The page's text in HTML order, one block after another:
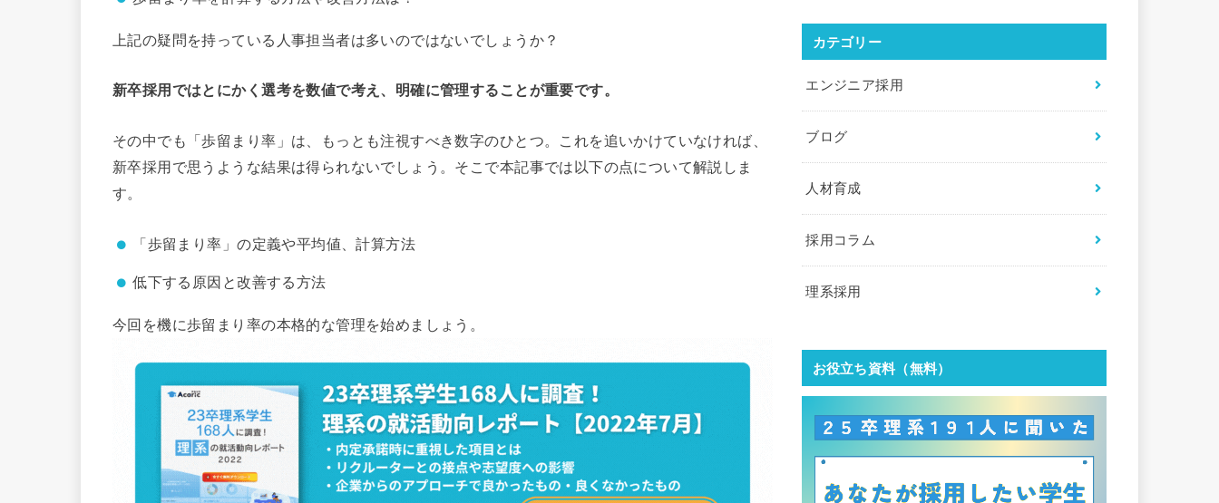
上記の疑問を持っている人事担当者は多いのではないでしょうか？
新卒採用ではとにかく選考を数値で考え、明確に管理することが重要です。
その中でも「歩留まり率」は、もっとも注視すべき数字のひとつ。これを追いかけていなければ、
新卒採用で思うような結果は得られないでしょう。そこで本記事では以下の点について解説しま
す。
「歩留まり率」の定義や平均値、計算方法
低下する原因と改善する方法
今回を機に歩留まり率の本格的な管理を始めましょう。
カテゴリー
エンジニア採用
ブログ
人材育成
採用コラム
理系採用
お役立ち資料（無料）